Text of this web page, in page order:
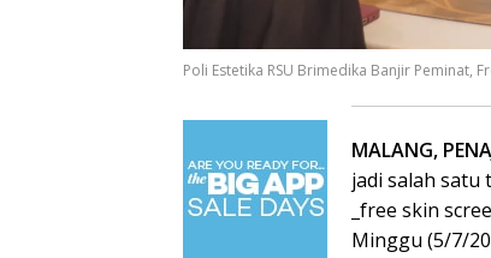
Poli Estetika RSU Brimedika Banjir Peminat,
MALANG,
jadi salah satu
_free skin
Minggu (5/7/